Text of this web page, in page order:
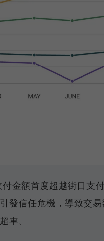
付金額首度超越街口支
發信任危機，導致交
車。